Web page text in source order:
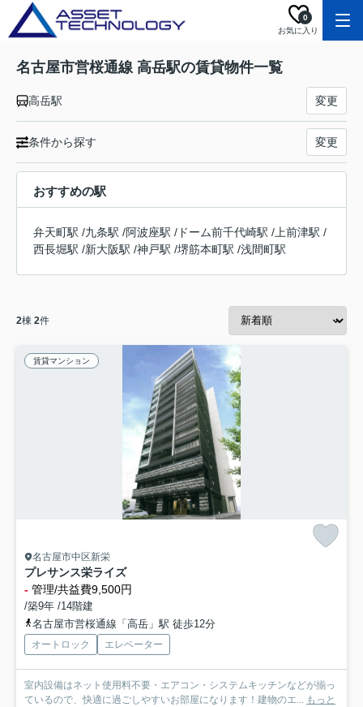
お気に入り
0
名古屋市営桜通線 高岳駅の賃貸物件一覧
高岳駅 変更
条件から探す 変更
おすすめの駅
弁天町駅 /九条駅 /阿波座駅 / ドーム前千代崎駅 / 上前津駅 /
西長堀駅 /新大阪駅 /神戸駅 /堺筋本町駅 /浅間町駅
2棟 2件
賃貸マンション
名古屋市中区新栄
プレサンス栄ライズ
- 管理/共益費9,500円
/築9年 /14階建
名古屋市営桜通線「高岳」駅 徒歩12分
オートロック エレベーター
室内設備はネット使用料不要・エアコン・システムキッチンなどが揃っ
ているので、快適に過ごしやすいお部屋になります！建物のエ... もっと